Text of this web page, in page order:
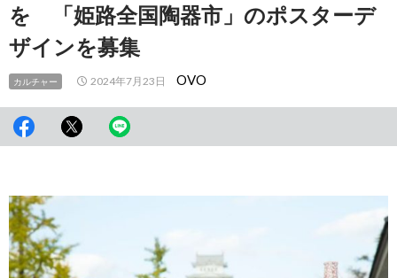
を 「姫路全国陶器市」のポスターデ
ザインを募集
カルチャー 2024年7月23日 OVO